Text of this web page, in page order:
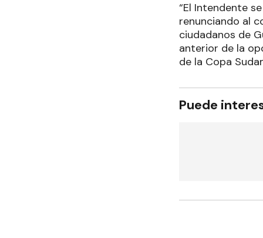
“El Intendente
renunciando al
ciudadanos de
anterior de la
de la Copa
Puede